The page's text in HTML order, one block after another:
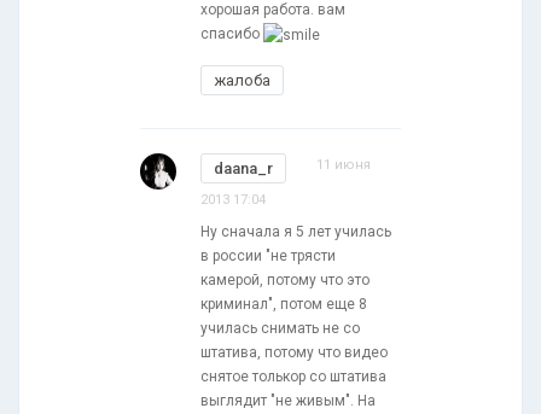
хорошая работа. вам
спасибо
жалоба
daana_r 11 июня
2013 17:04
Ну сначала я 5 лет училась
в россии "не трясти
камерой, потому что это
криминал", потом еще 8
училась снимать не со
штатива, потому что видео
снятое толькор со штатива
выглядит "не живым". На